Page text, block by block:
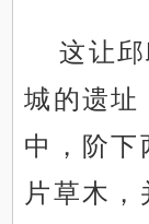
这让
城的遗址
中，阶下
片草木